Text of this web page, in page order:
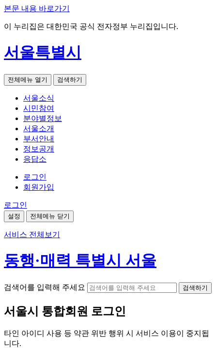
본문 내용 바로가기
이 누리집은 대한민국 공식 전자정부 누리집입니다.
서울특별시
전체메뉴 열기 검색하기
서울소식
시민참여
분야별정보
서울소개
부서안내
정보공개
응답소
로그인
회원가입
로그인
설정 전체메뉴 닫기
서비스 전체보기
동행·매력 특별시 서울
검색어를 입력해 주세요 검색하기
서울시 통합회원 로그인
타인 아이디 사용 등 약관 위반 행위 시 서비스 이용이 중지됩
니다.